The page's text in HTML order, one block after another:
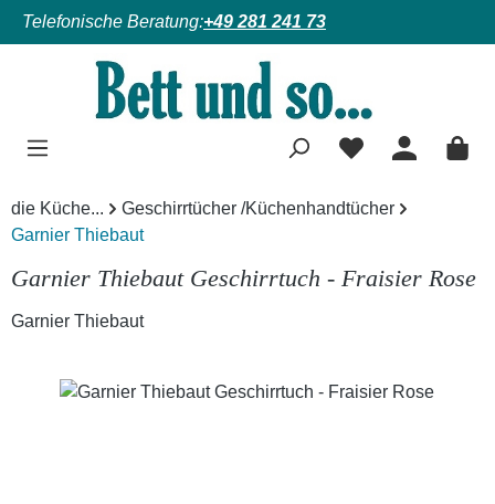
Zum Hauptinhalt springen
Telefonische Beratung:+49 281 241 73
die Küche...
Geschirrtücher /Küchenhandtücher
Garnier Thiebaut
Garnier Thiebaut Geschirrtuch - Fraisier Rose
Garnier Thiebaut
Bildergalerie überspringen